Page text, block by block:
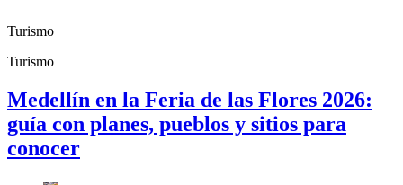
Turismo
Turismo
Medellín en la Feria de las Flores 2026:
guía con planes, pueblos y sitios para
conocer